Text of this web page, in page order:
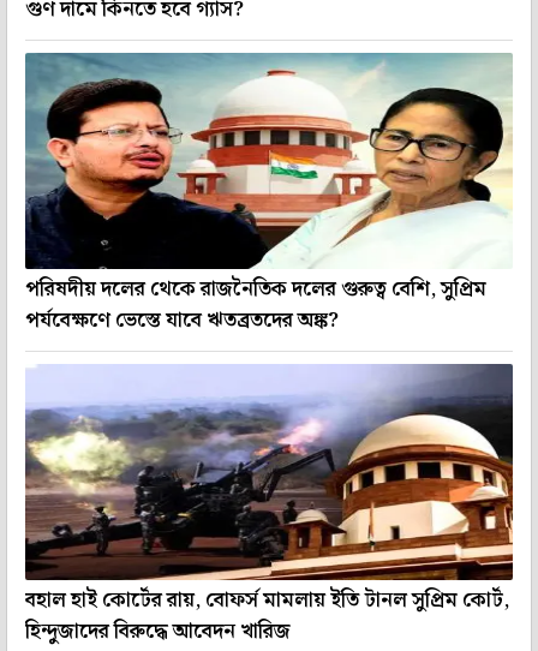
গুণ দামে কিনতে হবে গ্যাস?
পরিষদীয় দলের থেকে রাজনৈতিক দলের গুরুত্ব বেশি, সুপ্রিম
পর্যবেক্ষণে ভেস্তে যাবে ঋতব্রতদের অঙ্ক?
বহাল হাই কোর্টের রায়, বোফর্স মামলায় ইতি টানল সুপ্রিম কোর্ট,
হিন্দুজাদের বিরুদ্ধে আবেদন খারিজ